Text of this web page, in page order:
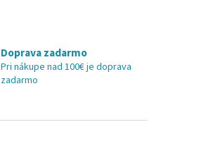
Doprava zadarmo
Pri nákupe nad 100€ je doprava
zadarmo